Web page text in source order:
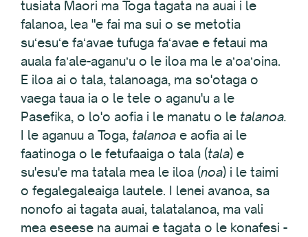
tusiata Maori ma Toga tagata na auai i le
falanoa, lea "e fai ma sui o se metotia
suʻesuʻe faʻavae tufuga faʻavae e fetaui ma
auala faʻale-aganuʻu o le iloa ma le aʻoaʻoina.
E iloa ai o tala, talanoaga, ma so'otaga o
vaega taua ia o le tele o aganu'u a le
Pasefika, o lo'o aofia i le manatu o le talanoa.
I le aganuu a Toga, talanoa e aofia ai le
faatinoga o le fetufaaiga o tala (tala) e
su'esu'e ma tatala mea le iloa (noa) i le taimi
o fegalegaleaiga lautele. I lenei avanoa, sa
nonofo ai tagata auai, talatalanoa, ma vali
mea eseese na aumai e tagata o le konafesi -